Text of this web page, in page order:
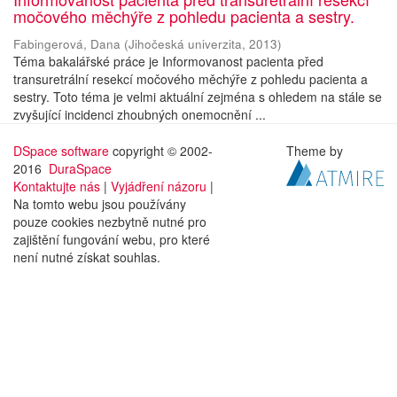
močového měchýře z pohledu pacienta a sestry.
Fabingerová, Dana (Jihočeská univerzita, 2013)
Téma bakalářské práce je Informovanost pacienta před
transuretrální resekcí močového měchýře z pohledu pacienta a
sestry. Toto téma je velmi aktuální zejména s ohledem na stále se
zvyšující incidenci zhoubných onemocnění ...
DSpace software copyright © 2002-
2016 DuraSpace
Kontaktujte nás | Vyjádření názoru |
Na tomto webu jsou používány
pouze cookies nezbytně nutné pro
zajištění fungování webu, pro které
není nutné získat souhlas.
Theme by